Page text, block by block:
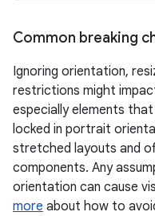
Common breaking
Ignoring orientation,
restrictions might
especially elements
locked in portrait
stretched layouts and
components. Any
orientation can cause
more about how to